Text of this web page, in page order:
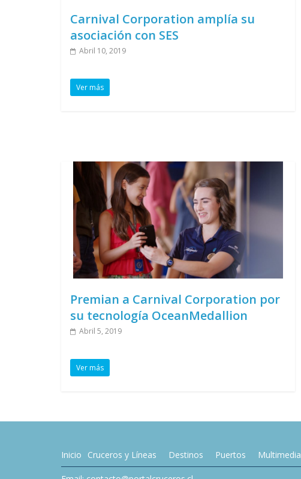
Carnival Corporation amplía su
asociación con SES
Abril 10, 2019
Ver más
Premian a Carnival Corporation por
su tecnología OceanMedallion
Abril 5, 2019
Ver más
Inicio Cruceros y Líneas Destinos Puertos Multimedia